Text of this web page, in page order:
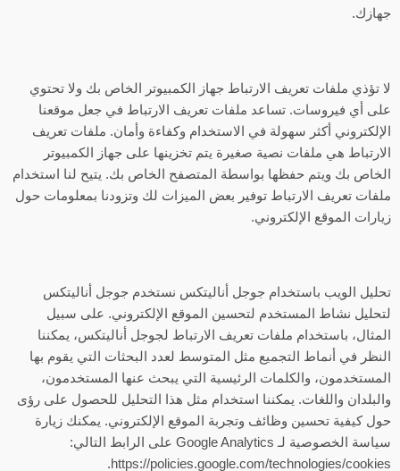
جهازك.
لا تؤذي ملفات تعريف الارتباط جهاز الكمبيوتر الخاص بك ولا تحتوي
على أي فيروسات. تساعد ملفات تعريف الارتباط في جعل موقعنا
الإلكتروني أكثر سهولة في الاستخدام وكفاءة وأمان. ملفات تعريف
الارتباط هي ملفات نصية صغيرة يتم تخزينها على جهاز الكمبيوتر
الخاص بك ويتم حفظها بواسطة المتصفح الخاص بك. يتيح لنا استخدام
ملفات تعريف الارتباط توفير بعض الميزات لك وتزودنا بمعلومات حول
زيارات الموقع الإلكتروني.
تحليل الويب باستخدام جوجل أناليتكس نستخدم جوجل أناليتكس
لتحليل نشاط المستخدم لتحسين الموقع الإلكتروني. على سبيل
المثال، باستخدام ملفات تعريف الارتباط لجوجل أناليتكس، يمكننا
النظر في أنماط التجميع مثل المتوسط ​​لعدد البحثات التي يقوم بها
المستخدمون، والكلمات الرئيسية التي يبحث عنها المستخدمون،
والبلدان واللغات. يمكننا استخدام مثل هذا التحليل للحصول على رؤى
حول كيفية تحسين وظائف وتجربة الموقع الإلكتروني. يمكنك زيارة
سياسة الخصوصية لـ Google Analytics على الرابط التالي:
https://policies.google.com/technologies/cookies.